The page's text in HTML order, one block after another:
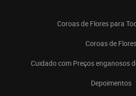
Coroas de Flores para
Coroas de
Cuidado com Preços enganosos
Depoimentos